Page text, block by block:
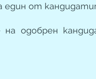
от
одобрен